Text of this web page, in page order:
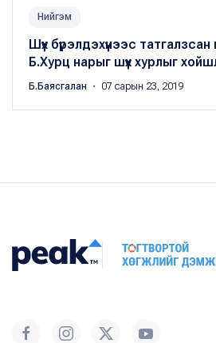
Нийгэм
Шүүх бүрэлдэхүүнээс
Б.Хурц нарыг шүүх хурлыг
Б.Баясгалан ・ 07 сарын 23, 2019